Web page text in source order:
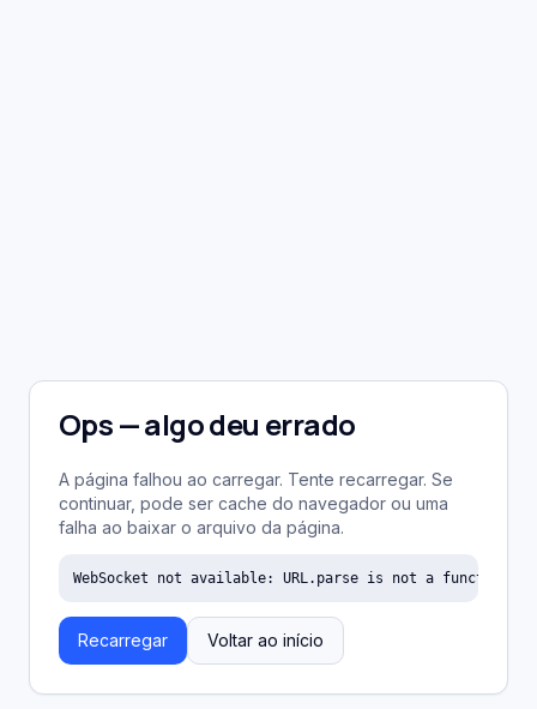
Ops — algo deu errado
A página falhou ao carregar. Tente recarregar. Se
continuar, pode ser cache do navegador ou uma
falha ao baixar o arquivo da página.
WebSocket not available: URL.parse is not a function
Recarregar Voltar ao início